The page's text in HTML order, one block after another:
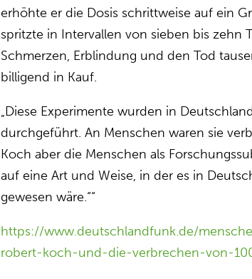
erhöhte er die Dosis schrittweise auf ein
spritzte in Intervallen von sieben bis zehn
Schmerzen, Erblindung und den Tod
billigend in Kauf.
„Diese Experimente wurden in
durchgeführt. An Menschen waren sie
Koch aber die Menschen als
auf eine Art und Weise, in der es in
gewesen wäre.““
https://www.deutschlandfunk.de/
robert-koch-und-die-verbrechen-von-